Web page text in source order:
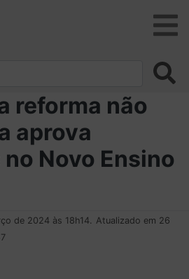
reforma não
aprova
Novo Ensino
de 2024 às 18h14.
Atualizado em 26